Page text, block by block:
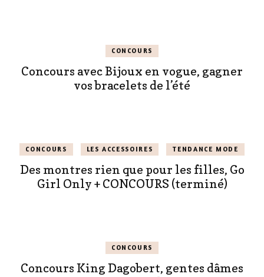
CONCOURS
Concours avec Bijoux en vogue, gagner
vos bracelets de l’été
CONCOURS LES ACCESSOIRES TENDANCE MODE
Des montres rien que pour les filles, Go
Girl Only + CONCOURS (terminé)
CONCOURS
Concours King Dagobert, gentes dâmes